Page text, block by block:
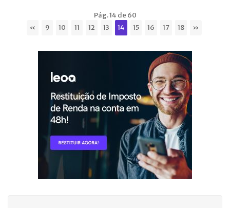
Pág. 14 de 60
«
9 10 11 12 13 14 15 16 17 18 »